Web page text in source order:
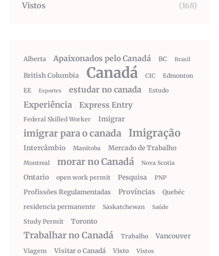
Vistos
(168)
Alberta Apaixonados pelo Canadá BC Brasil
British Columbia Canadá CIC
Edmonton
EE
Esportes estudar no canada Estudo
Experiência Express Entry
Federal Skilled Worker Imigrar
imigrar para o canada Imigração
Intercâmbio Manitoba Mercado de Trabalho
Montreal morar no Canadá Nova Scotia
Ontario open work permit Pesquisa PNP
Profissões Regulamentadas Províncias
Quebéc
residencia permanente
Saskatchewan Saúde
Study Permit Toronto
Trabalhar no Canadá Trabalho Vancouver
Viagem Visitar o Canadá Visto Vistos